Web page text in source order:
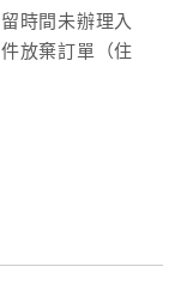
時間未辦理入
放棄訂單（住